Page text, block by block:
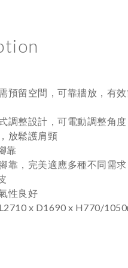
預留空間，可靠牆放，有
調整設計，可電動調整角度
放鬆護肩頸
靠
靠，完美適應多種不同需求
性良好
L2710 x D1690 x H770/